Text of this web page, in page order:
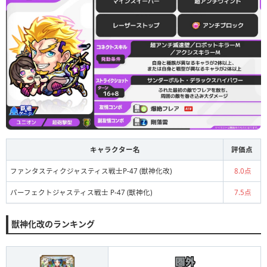
キャラクター名 評価点
ファンタスティクジャスティス戦士P-47 (獣神化改) 8.0点
パーフェクトジャスティス戦士 P-47 (獣神化) 7.5点
獣神化改のランキング